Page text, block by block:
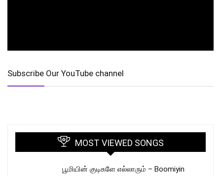
Subscribe Our YouTube channel
MOST VIEWED SONGS
பூமியின் குடிகளே எல்லாரும் – Boomiyin